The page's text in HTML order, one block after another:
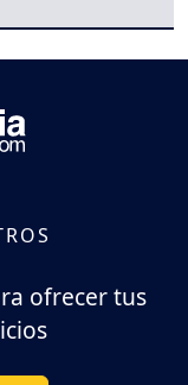
ofrecer tus